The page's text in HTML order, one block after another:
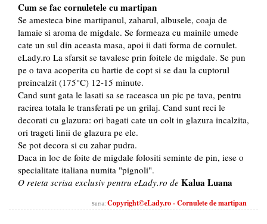
Cum se fac cornuletele cu martipan
Se amesteca bine martipanul, zaharul, albusele, coaja de
lamaie si aroma de migdale. Se formeaza cu mainile umede
cate un sul din aceasta masa, apoi ii dati forma de cornulet.
eLady.ro La sfarsit se tavalesc prin foitele de migdale. Se pun
pe o tava acoperita cu hartie de copt si se dau la cuptorul
preincalzit (175°C) 12-15 minute.
Cand sunt gata le lasati sa se raceasca un pic pe tava, pentru
racirea totala le transferati pe un grilaj. Cand sunt reci le
decorati cu glazura: ori bagati cate un colt in glazura incalzita,
ori trageti linii de glazura pe ele.
Se pot decora si cu zahar pudra.
Daca in loc de foite de migdale folositi seminte de pin, iese o
specialitate italiana numita "pignoli".
O reteta scrisa exclusiv pentru eLady.ro de Kalua Luana
Sursa: Copyright©eLady.ro - Cornulete de martipan